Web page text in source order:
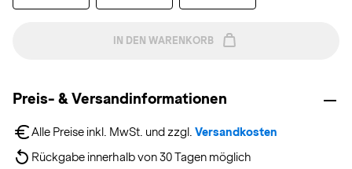
IN DEN WARENKORB
Preis- & Versandinformationen
Alle Preise inkl. MwSt. und zzgl. Versandkosten
Rückgabe innerhalb von 30 Tagen möglich